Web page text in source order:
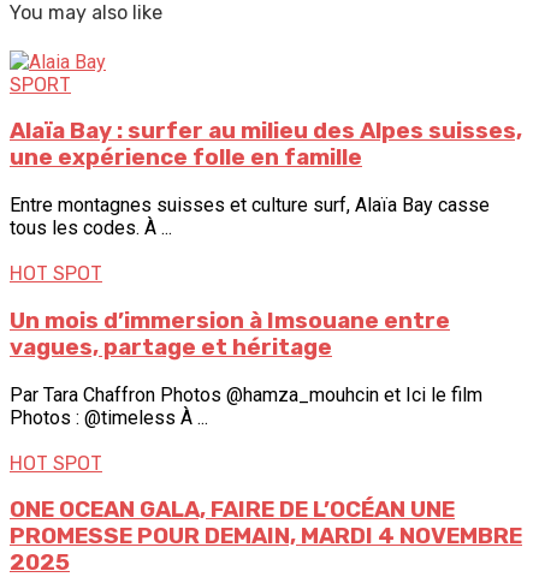
You may also like
SPORT
Alaïa Bay : surfer au milieu des Alpes suisses,
une expérience folle en famille
Entre montagnes suisses et culture surf, Alaïa Bay casse
tous les codes. À ...
HOT SPOT
Un mois d’immersion à Imsouane entre
vagues, partage et héritage
Par Tara Chaffron Photos @hamza_mouhcin et Ici le film
Photos : @timeless À ...
HOT SPOT
ONE OCEAN GALA, FAIRE DE L’OCÉAN UNE
PROMESSE POUR DEMAIN, MARDI 4 NOVEMBRE
2025